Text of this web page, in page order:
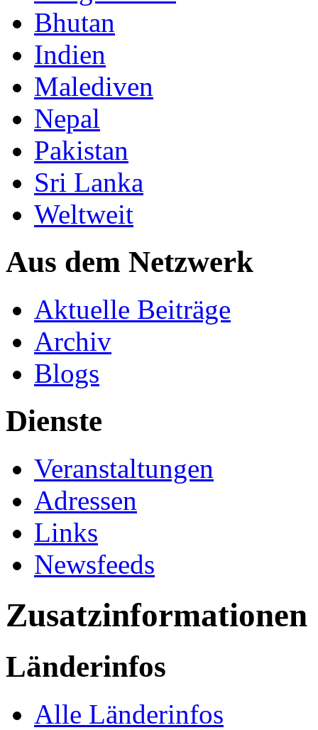
Bhutan
Indien
Malediven
Nepal
Pakistan
Sri Lanka
Weltweit
Aus dem Netzwerk
Aktuelle Beiträge
Archiv
Blogs
Dienste
Veranstaltungen
Adressen
Links
Newsfeeds
Zusatzinformationen
Länderinfos
Alle Länderinfos